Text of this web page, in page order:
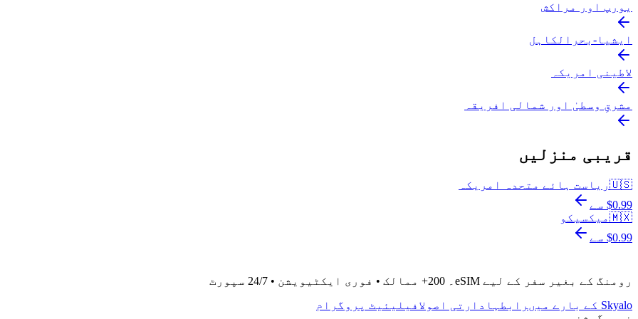
یورپ اور مراکش
ایشیا-بحرالکاہل
لاطینی امریکہ
مشرقِ وسطیٰ اور شمالی افریقہ
قریبی منزلیں
🇺🇸ریاست ہائے متحدہ امریکہ
$0.99 سے
🇲🇽میکسیکو
$0.99 سے
رومنگ کے بغیر سفر کے لیے eSIM۔ 200+ ممالک • فوری ایکٹیویشن • 24/7 سپورٹ
Skyalo کے بارے میں
رابطہ ادارتی اصول افیلیئیٹ پروگرام